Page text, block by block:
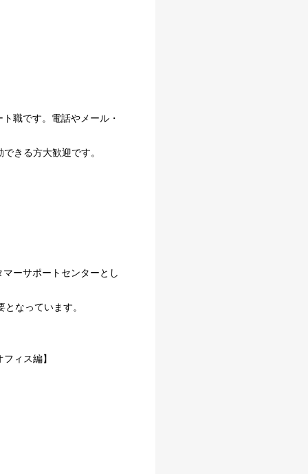
職です。電話やメール・
きる方大歓迎です。
ーサポートセンターとし
なっています。
ィス編】